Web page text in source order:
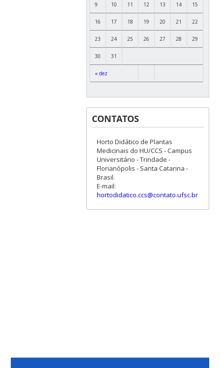
« dez
9 10 11 12 13 14 15
16 17 18 19 20 21 22
23 24 25 26 27 28 29
30 31
CONTATOS
Horto Didático de Plantas
Medicinais do HU/CCS - Campus
Universitário - Trindade -
Florianópolis - Santa Catarina -
Brasil.
E-mail:
hortodidatico.ccs@contato.ufsc.br